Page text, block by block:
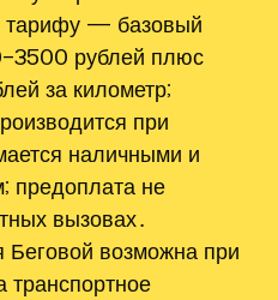
тарифу — базовый
рублей плюс
за километр;
при
наличными и
предоплата не
вызовах․
Беговой возможна при
транспортное